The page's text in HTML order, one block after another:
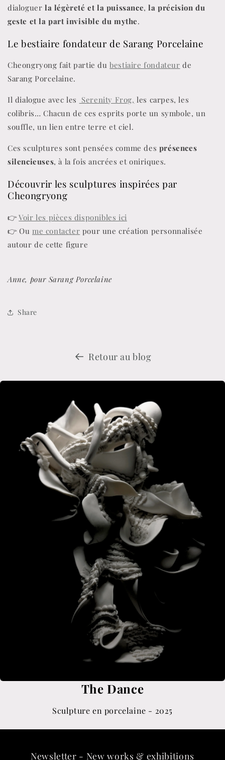
dialoguer la légèreté et la puissance,la précision du
geste et la part invisible du mythe.
Le bestiaire fondateur de Sarang Porcelaine
Cheongryong fait partie dubestiaire fondateur de
Sarang Porcelaine.
Il dialogue avec les Serenity Frog, les carpes, les
colibris… Chacun de ces esprits porte un symbole, un
souffle, un lien entre terre et ciel.
Ces sculptures sont pensées comme des présences
silencieuses, à la fois ancrées et oniriques.
Découvrir les sculptures inspirées par
Cheongryong
👉Voir les pièces disponibles ici
👉 Ou me contacter pour une création personnalisée
autour de cette figure
Anne, pour Sarang Porcelaine
Share
Retour au blog
The Dance
Sculpture en porcelaine - 2025
Newsletter - New works & exhibitions